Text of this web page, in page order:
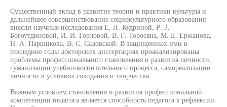
Существенный вклад в развитие теории и практики культуры и
дальнейшее совершенствование социокультурного образования
внесли научные исследования Е. Л. Кудриной, Р. 3.
Богоутдиновой, И. И. Горловой, В. Г. Торосяна, М. Е. Ержанова,
Н. А. Паршикова, В. С. Садовской. В защищенных ими в
последние годы докторских диссертациях проанализированы
проблемы профессионального становления и развития личности,
гуманизации учебно-воспитательного процесса, самореализации
личности в условиях созидания и творчества.
Важным условием становления и развития профессиональной
компетенции педагога является способность педагога к рефлексии.